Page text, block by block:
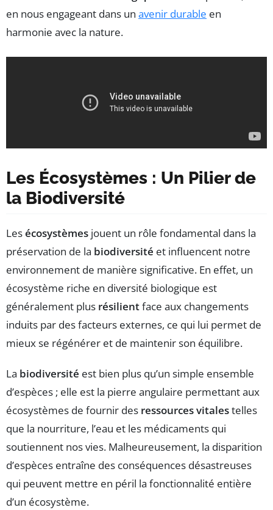
en nous engageant dans un avenir durable en
harmonie avec la nature.
Les Écosystèmes : Un Pilier de
la Biodiversité
Lesécosystèmes jouent un rôle fondamental dans la
préservation de la biodiversité et influencent notre
environnement de manière significative. En effet, un
écosystème riche en diversité biologique est
généralement plus résilientface aux changements
induits par des facteurs externes, ce qui lui permet de
mieux se régénérer et de maintenir son équilibre.
La biodiversité est bien plus qu’un simple ensemble
d’espèces ; elle est la pierre angulaire permettant aux
écosystèmes de fournir des ressources vitalestelles
que la nourriture, l’eau et les médicaments qui
soutiennent nos vies. Malheureusement, la disparition
d’espèces entraîne des conséquences désastreuses
qui peuvent mettre en péril la fonctionnalité entière
d’un écosystème.